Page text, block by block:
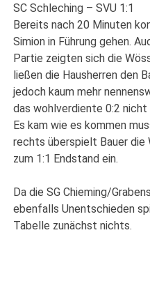
SC Schleching – SVU 1:1
Bereits nach 20 Minuten
Simion in Führung gehen.
Partie zeigten sich die
ließen die Hausherren den
jedoch kaum mehr
das wohlverdiente 0:2 nicht
Es kam wie es kommen
rechts überspielt Bauer die
zum 1:1 Endstand ein.
Da die SG Chieming/
ebenfalls Unentschieden
Tabelle zunächst nichts.